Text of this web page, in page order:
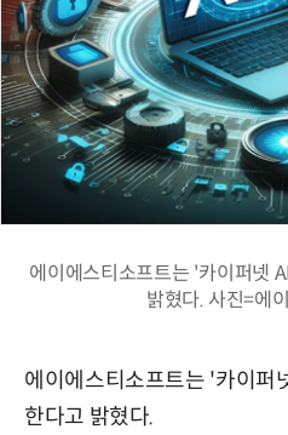
에이에스티소프트는 '카이퍼넷
밝혔다. 사진=에
에이에스티소프트는 '카이퍼
한다고 밝혔다.